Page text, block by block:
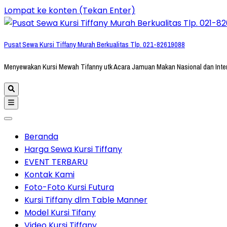
Lompat ke konten (Tekan Enter)
Pusat Sewa Kursi Tiffany Murah Berkualitas Tlp. 021-82619088
Menyewakan Kursi Mewah Tifanny utk Acara Jamuan Makan Nasional dan
Beranda
Harga Sewa Kursi Tiffany
EVENT TERBARU
Kontak Kami
Foto-Foto Kursi Futura
Kursi Tiffany dlm Table Manner
Model Kursi Tifany